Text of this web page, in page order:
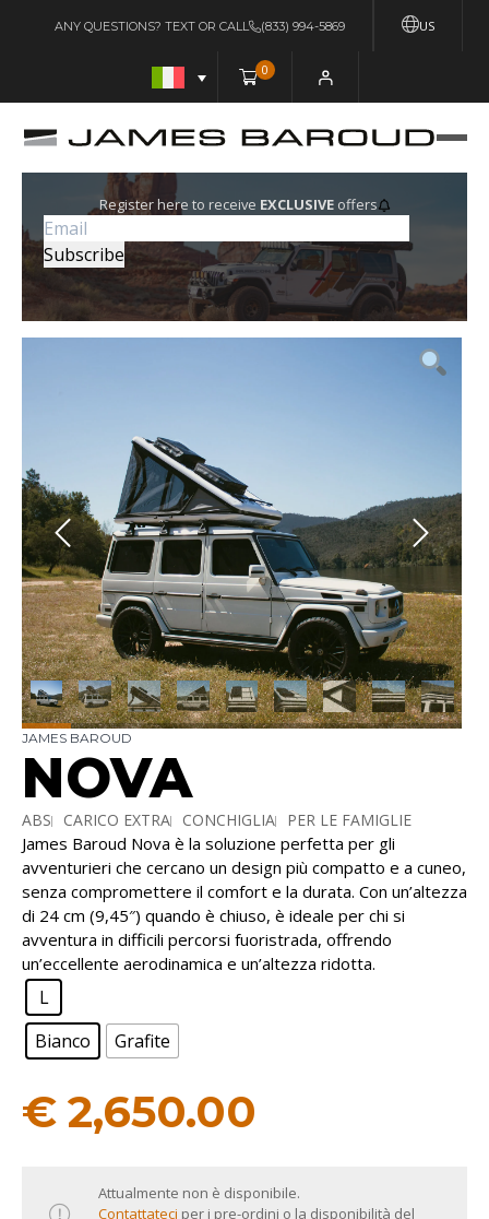
US
ANY QUESTIONS? TEXT OR CALL (833) 994-5869
0
Register here to receive EXCLUSIVEoffers
JAMES BAROUD
NOVA
ABS CARICO EXTRA CONCHIGLIA PER LE FAMIGLIE
James Baroud Nova è la soluzione perfetta per gli
avventurieri che cercano un design più compatto e a cuneo,
senza compromettere il comfort e la durata. Con un’altezza
di 24 cm (9,45″) quando è chiuso, è ideale per chi si
avventura in difficili percorsi fuoristrada, offrendo
un’eccellente aerodinamica e un’altezza ridotta.
L
Bianco
Grafite
€ 2,650.00
Attualmente non è disponibile.
Contattateci per i pre-ordini o la disponibilità del